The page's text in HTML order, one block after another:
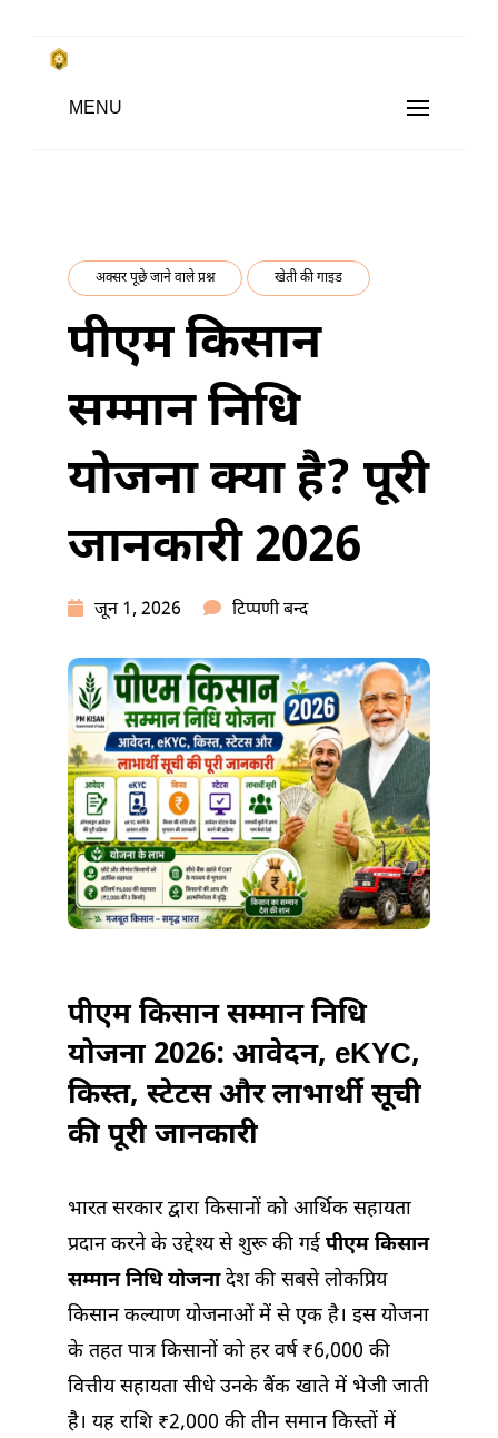
Skip
content
SUBSISTENCE FARMING
किसानों के साथ, किसानों के लिए
MENU
अक्सर पूछे जाने वाले प्रश्न खेती की गाइड
पीएम किसान
सम्मान निधि
योजना क्या है? पूरी
जानकारी 2026
जून 1, 2026 टिप्पणी बन्दपीएम
सम्मान
निधि
योजना
क्या
है?
पूरी
जानकारी
2026
में
पीएम किसान सम्मान निधि
योजना 2026: आवेदन, eKYC,
किस्त, स्टेटस और लाभार्थी सूची
की पूरी जानकारी
भारत सरकार द्वारा किसानों को आर्थिक सहायता
प्रदान करने के उद्देश्य से शुरू की गईपीएम किसान
सम्मान निधि योजनादेश की सबसे लोकप्रिय
किसान कल्याण योजनाओं में से एक है। इस योजना
के तहत पात्र किसानों को हर वर्ष ₹6,000 की
वित्तीय सहायता सीधे उनके बैंक खाते में भेजी जाती
है। यह राशि ₹2,000 की तीन समान किस्तों में